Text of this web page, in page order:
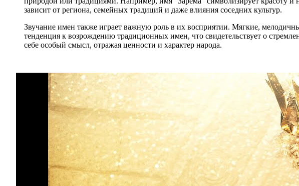
зависит от региона, семейных традиций и даже влияния соседних культур.
Звучание имен также играет важную роль в их восприятии. Мягкие,
тенденция к возрождению традиционных имен, что свидетельствует о
себе особый смысл, отражая ценности и характер народа.